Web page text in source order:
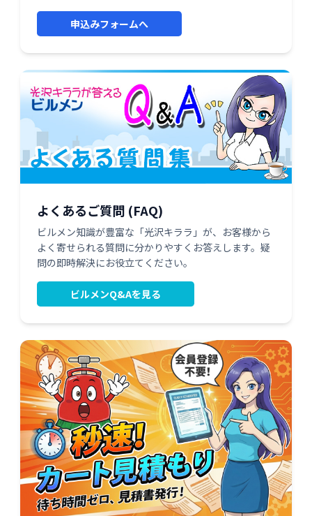
申込みフォームへ
よくあるご質問 (FAQ)
ビルメン知識が豊富な「光沢キララ」が、お客様から
よく寄せられる質問に分かりやすくお答えします。疑
問の即時解決にお役立てください。
ビルメンQ&Aを見る